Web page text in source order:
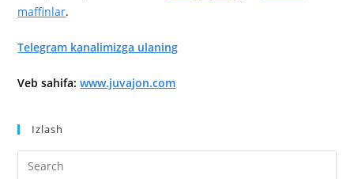
maffinlar.
Telegram kanalimizga ulaning
Veb sahifa:www.juvajon.com
Izlash